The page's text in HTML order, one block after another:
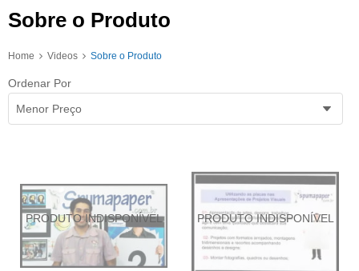
Sobre o Produto
Home Videos Sobre o Produto
Ordenar Por
Menor Preço